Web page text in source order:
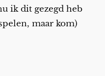
ik dit gezegd heb
maar kom)